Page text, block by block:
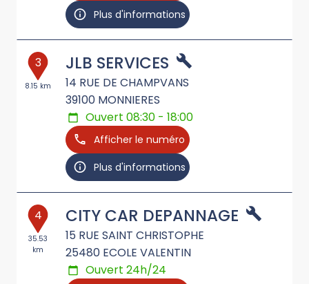
Plus d'informations
3
8.15 km
JLB SERVICES
14 RUE DE CHAMPVANS
39100 MONNIERES
Ouvert 08:30 - 18:00
Afficher le numéro
Plus d'informations
4
35.53
km
CITY CAR DEPANNAGE
15 RUE SAINT CHRISTOPHE
25480 ECOLE VALENTIN
Ouvert 24h/24